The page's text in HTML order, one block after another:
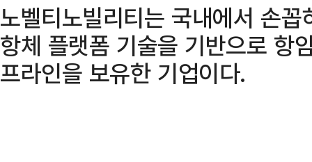
노벨티노빌리티는 국내에서 손
항체 플랫폼 기술을 기반으로 항
프라인을 보유한 기업이다.